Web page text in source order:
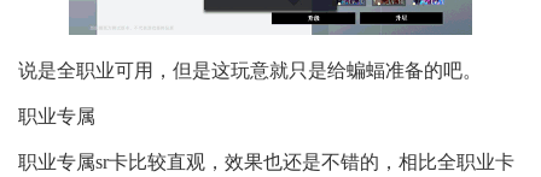
说是全职业可用，但是这玩意就只是给蝙蝠准备的吧。
职业专属
职业专属sr卡比较直观，效果也还是不错的，相比全职业卡